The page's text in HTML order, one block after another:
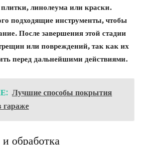
линолеума или краски.
подходящие инструменты, чтобы
После завершения этой стадии
или повреждений, так как их
перед дальнейшими действиями.
Лучшие способы покрытия
гараже
обработка